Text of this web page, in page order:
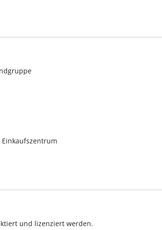
und lizenziert werden.